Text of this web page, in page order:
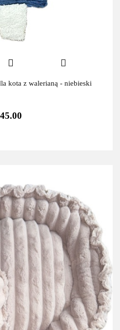
kota z walerianą - niebieski
45.00